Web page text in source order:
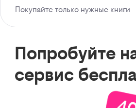
Покупайте только нужные книги
Попробуйте
сервис